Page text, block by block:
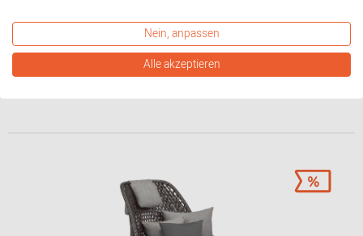
1.584,00 CHF*1.504,80 CHF*
Nein, anpassen
Alle akzeptieren